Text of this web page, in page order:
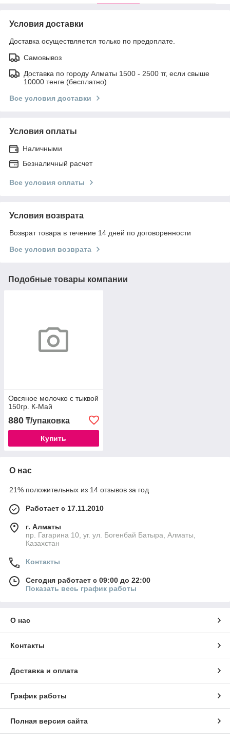
Условия доставки
Доставка осуществляется только по предоплате.
Самовывоз
Доставка по городу Алматы 1500 - 2500 тг, если свыше
10000 тенге (бесплатно)
Все условия доставки
Условия оплаты
Наличными
Безналичный расчет
Все условия оплаты
Условия возврата
Возврат товара в течение 14 дней по договоренности
Все условия возврата
Подобные товары компании
Овсяное молочко с тыквой
150гр. К-Май
880 ₸/упаковка
Купить
О нас
21% положительных из 14 отзывов за год
Работает с 17.11.2010
г. Алматы
пр. Гагарина 10, уг. ул. Богенбай Батыра, Алматы,
Казахстан
Контакты
Сегодня работает с 09:00 до 22:00
Показать весь график работы
О нас
Контакты
Доставка и оплата
График работы
Полная версия сайта